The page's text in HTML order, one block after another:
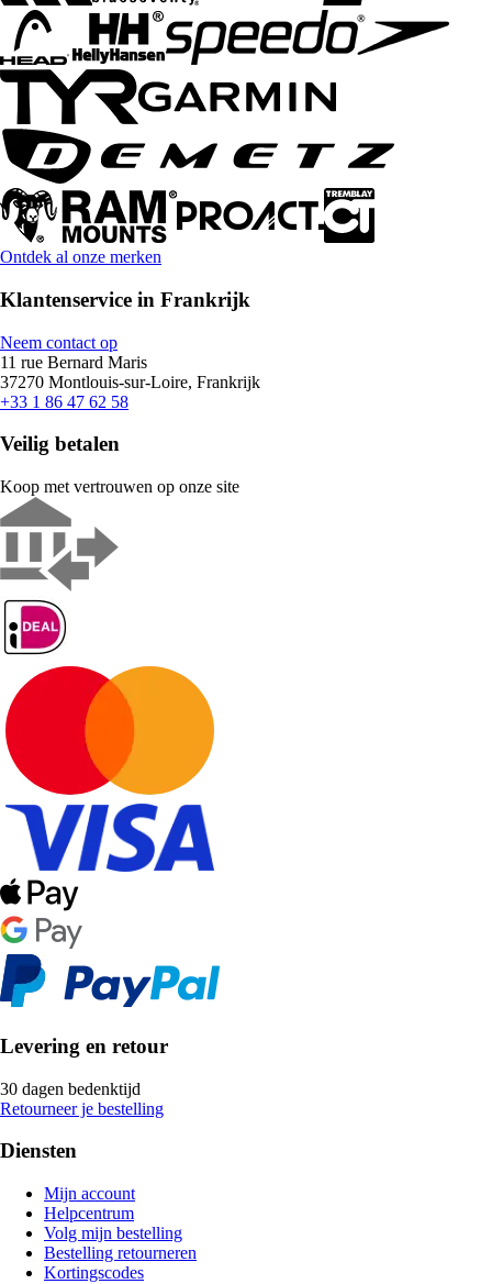
Ontdek al onze merken
Klantenservice in Frankrijk
Neem contact op
11 rue Bernard Maris
37270 Montlouis-sur-Loire, Frankrijk
+33 1 86 47 62 58
Veilig betalen
Koop met vertrouwen op onze site
Levering en retour
30 dagen bedenktijd
Retourneer je bestelling
Diensten
Mijn account
Helpcentrum
Volg mijn bestelling
Bestelling retourneren
Kortingscodes